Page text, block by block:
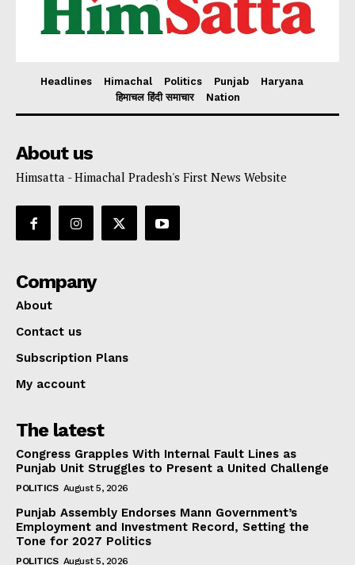
Headlines Himachal Politics Punjab
Haryana
हिमाचल हिंदी समाचार
Nation
About us
Himsatta - Himachal Pradesh's First News Website
Company
About
Contact us
Subscription Plans
My account
The latest
Congress Grapples With Internal Fault Lines as
Punjab Unit Struggles to Present a United Challenge
POLITICS August 5, 2026
Punjab Assembly Endorses Mann Government’s
Employment and Investment Record, Setting the
Tone for 2027 Politics
POLITICS August 5, 2026